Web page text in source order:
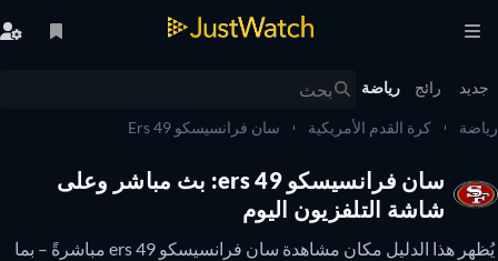
رائج رياضة
كرة القدم الأمريكية سان فرانسيسكو 49 Ers
سان فرانسيسكو 49 ers: بث مباشر وعلى
شاشة التلفزيون اليوم
يُظهر هذا الدليل مكان مشاهدة سان فرانسيسكو 49 ers مباشرةً – بما